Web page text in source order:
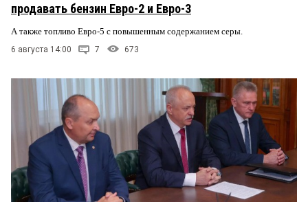
продавать бензин Евро-2 и Евро-3
А также топливо Евро-5 с повышенным содержанием серы.
6 августа 14:00 7 673